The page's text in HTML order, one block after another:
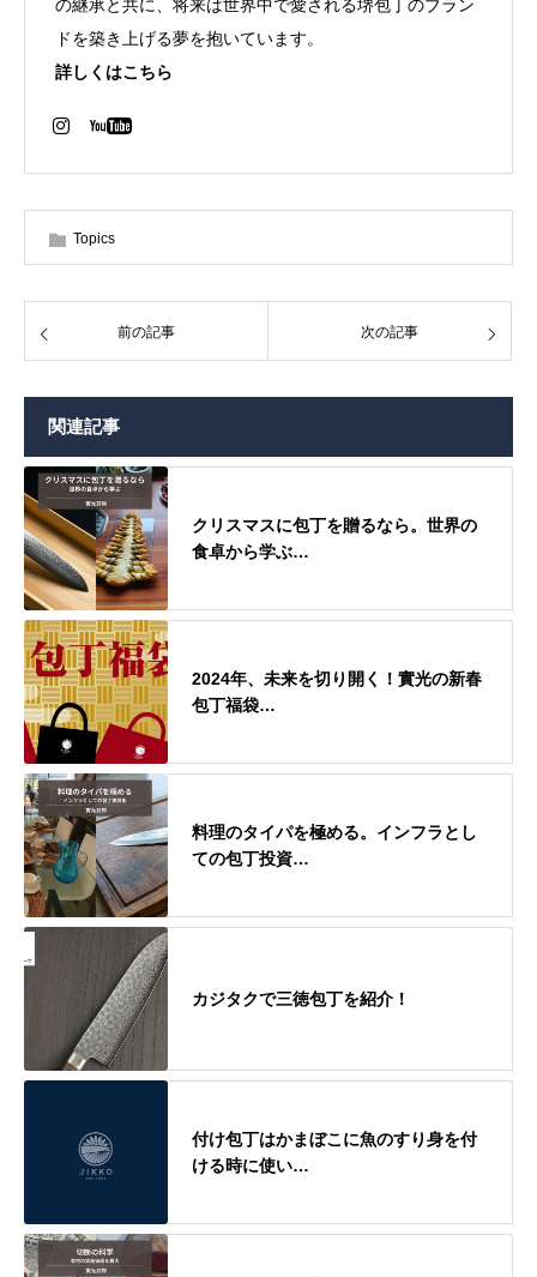
の継承と共に、将来は世界中で愛される堺包丁のブラン
ドを築き上げる夢を抱いています。
詳しくはこちら
Topics
前の記事 次の記事
関連記事
クリスマスに包丁を贈るなら。世界の
食卓から学ぶ…
2024年、未来を切り開く！實光の新春
包丁福袋…
料理のタイパを極める。インフラとし
ての包丁投資…
カジタクで三徳包丁を紹介！
付け包丁はかまぼこに魚のすり身を付
ける時に使い…